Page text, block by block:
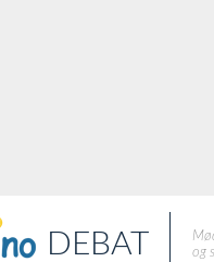
DEBAT
og